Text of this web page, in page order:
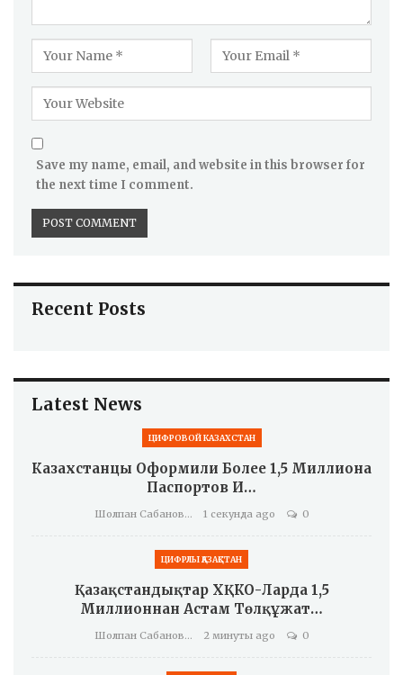
Save my name, email, and website in this browser for
the next time I comment.
Recent Posts
Latest News
ЦИФРОВОЙ КАЗАХСТАН
Казахстанцы Оформили Более 1,5 Миллиона
Паспортов И…
Шолпан Сабанова 1 секунда ago 0
ЦИФРЛЫ ҚАЗАҚСТАН
Қазақстандықтар ХҚКО-Ларда 1,5
Миллионнан Астам Төлқұжат…
Шолпан Сабанова 2 минуты ago 0